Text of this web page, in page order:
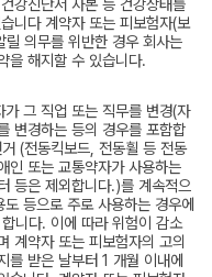
강진단서 사본 등 건강상태를
니다 계약자 또는 피보험자(보
의무를 위반한 경우 회사는
을 해지할 수 있습니다.
그 직업 또는 직무를 변경(자
변경하는 등의 경우를 포함합
(전동킥보드, 전동휠 등 전동
인 또는 교통약자가 사용하는
등은 제외합니다.)를 계속적으
등으로 주로 사용하는 경우에
니다. 이에 따라 위험이 감소
계약자 또는 피보험자의 고의
를 받은 날부터 1 개월 이내에